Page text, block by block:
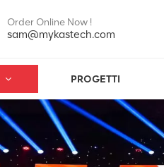
Order Online Now !
sam@mykastech.com
PROGETTI